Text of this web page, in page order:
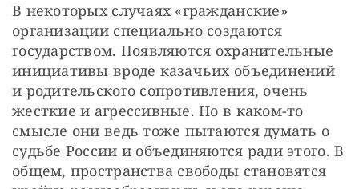
В некоторых случаях «гражданские»
организации специально создаются
государством. Появляются охранительные
инициативы вроде казачьих объединений
и родительского сопротивления, очень
жесткие и агрессивные. Но в каком-то
смысле они ведь тоже пытаются думать о
судьбе России и объединяются ради этого. В
общем, пространства свободы становятся